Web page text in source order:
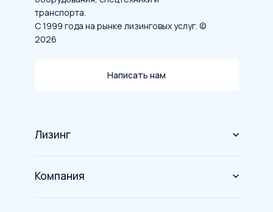
транспорта.
С 1999 года на рынке лизинговых услуг. ©
2026
Написать нам
Лизинг
Оборудование
Спецтехника
Грузовой транспорт
Компания
О компании